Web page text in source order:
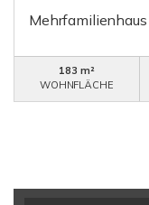
Mehrfamilienhaus
183 m²
WOHNFLÄCHE